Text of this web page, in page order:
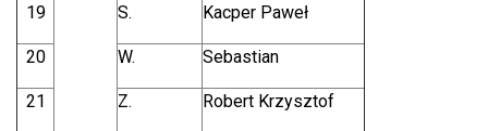
19 S. Kacper Paweł
20 W. Sebastian
21 Z. Robert Krzysztof